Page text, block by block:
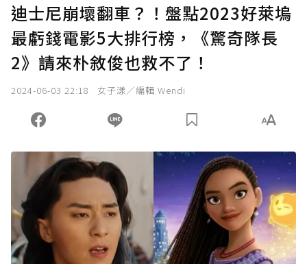
迪士尼崩壞翻車？！盤點2023好萊塢
最虧錢電影5大排行榜，《驚奇隊長
2》請來朴敘俊也救不了！
2024-06-03 22:18 女子漾／編輯 Wendi